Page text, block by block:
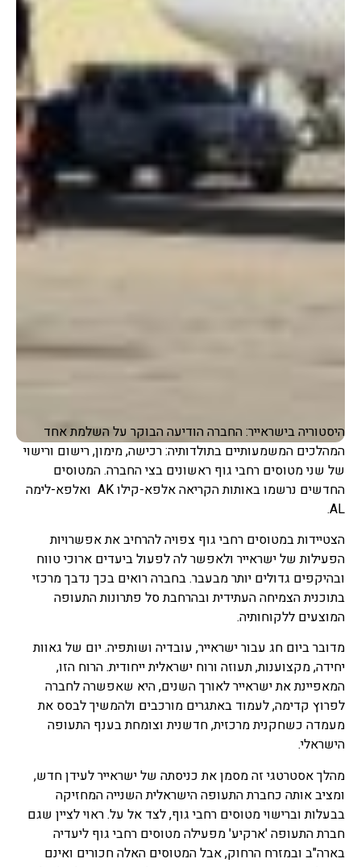
היסטוריה בישראייר: החברה הודיעה הבוקר על השלמת אחד
המהלכים המשמעותיים בתולדותיה: רכישה, מימון, רישום ורישוי
של שני מטוסים רחבי גוף ראשונים בצי החברה. המטוסים
החדשים נרשמו באותות הקריאה אלפא-קילו AK ואלפא-לימה
AL.
הצטיידות במטוסים רחבי גוף צפויה להרחיב את אפשרויות
הפעילות של ישראייר ולאפשר לה לפעול ביעדים ארוכי טווח
ובהיקפים גדולים יותר מבעבר. בחברה רואים בכך נדבך מרכזי
בתוכנית הצמיחה העתידית ובהרחבת סל פתרונות התעופה
המוצעים ללקוחותיה.
מדובר ביום חג עבור ישראייר, עובדיה ושותפיה. יום של גאוות
יחידה, מקצוענות, תעוזה ורוח ישראלית ייחודית. הרוח הזו,
המאפיינת את ישראייר לאורך השנים, היא שאפשרה לחברה
לפרוץ קדימה, לעמוד באתגרים מורכבים ולהמשיך לבסס את
מעמדה כשחקנית מרכזית, חדשנית וצומחת בענף התעופה
הישראלי.
מהלך אסטרטגי זה מסמן את כניסתה של ישראייר לעידן חדש,
ומציב אותה כחברת התעופה הישראלית השנייה המחזיקה
בבעלות וברישוי מטוסים רחבי גוף, לצד אל על. ראוי לציין שגם
חברת התעופה 'ארקיע' מפעילה מטוסים רחבי גוף ליעדיה
בארה"ב ובמזרח הרחוק, אבל המטוסים האלה חכורים ואינם